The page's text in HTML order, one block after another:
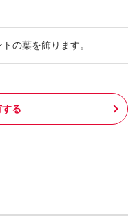
の葉を飾ります。
る